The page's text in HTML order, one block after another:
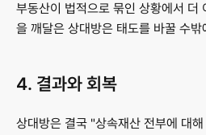
부동산이 법적으로 묶인 상황에서 더
을 깨달은 상대방은 태도를 바꿀 수밖
4. 결과와 회복
상대방은 결국 "상속재산 전부에 대